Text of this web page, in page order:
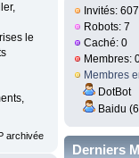
le
archivée
Invités: 607
Robots: 7
Caché: 0
Membres:
Membres
DotBot
Baidu
Derniers